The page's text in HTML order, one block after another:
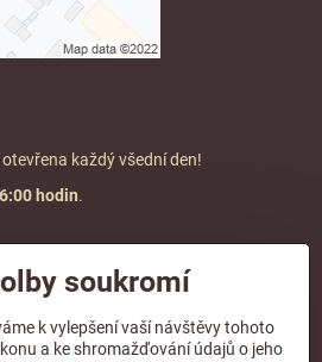
každý všední den!
hodin.
soukromí
k vylepšení vaší návštěvy tohoto
a ke shromažďování údajů o jeho